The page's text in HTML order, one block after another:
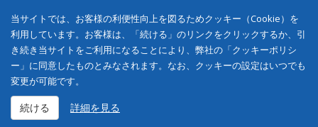
当サイトでは、お客様の利便性向上を図るためクッキー（Cookie）を
利用しています。お客様は、「続ける」のリンクをクリックするか、引
き続き当サイトをご利用になることにより、弊社の「クッキーポリシ
ー」に同意したものとみなされます。なお、クッキーの設定はいつでも
変更が可能です。
続ける 詳細を見る